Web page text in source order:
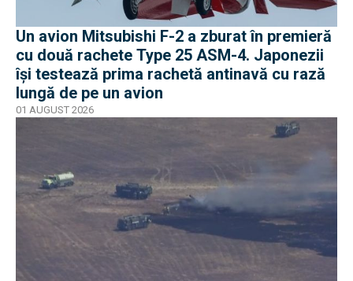
Un avion Mitsubishi F-2 a zburat în premieră
cu două rachete Type 25 ASM-4. Japonezii
își testează prima rachetă antinavă cu rază
lungă de pe un avion
01 AUGUST 2026